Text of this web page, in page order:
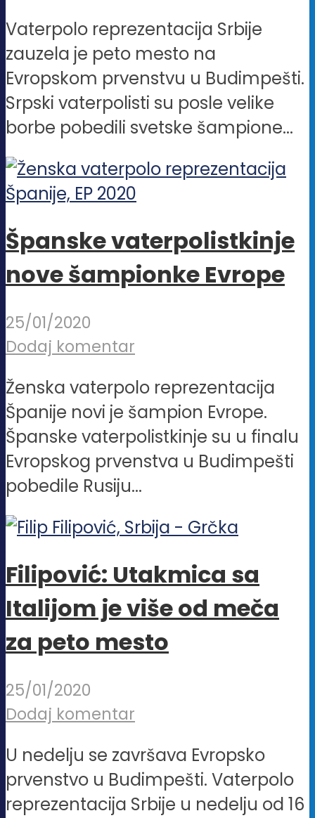
Vaterpolo reprezentacija Srbije
zauzela je peto mesto na
Evropskom prvenstvu u Budimpešti.
Srpski vaterpolisti su posle velike
borbe pobedili svetske šampione...
Španske vaterpolistkinje
nove šampionke Evrope
25/01/2020
Dodaj komentar
Ženska vaterpolo reprezentacija
Španije novi je šampion Evrope.
Španske vaterpolistkinje su u finalu
Evropskog prvenstva u Budimpešti
pobedile Rusiju...
Filipović: Utakmica sa
Italijom je više od meča
za peto mesto
25/01/2020
Dodaj komentar
U nedelju se završava Evropsko
prvenstvo u Budimpešti. Vaterpolo
reprezentacija Srbije u nedelju od 16